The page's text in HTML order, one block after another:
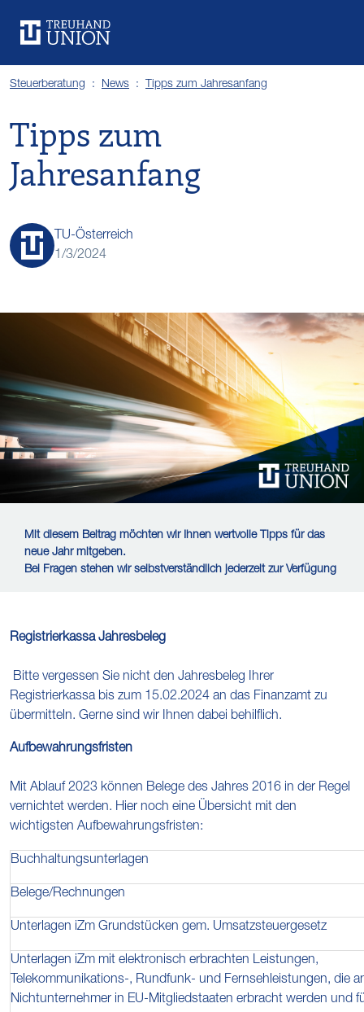
Steuerberatung News Tipps zum Jahresanfang
Tipps zum
Jahresanfang
TU-Österreich
1/3/2024
Mit diesem Beitrag möchten wir Ihnen wertvolle Tipps für das
neue Jahr mitgeben.
Bei Fragen stehen wir selbstverständlich jederzeit zur Verfügung
Registrierkassa Jahresbeleg
Bitte vergessen Sie nicht den Jahresbeleg Ihrer
Registrierkassa bis zum 15.02.2024 an das Finanzamt zu
übermitteln. Gerne sind wir Ihnen dabei behilflich.
Aufbewahrungsfristen
Mit Ablauf 2023 können Belege des Jahres 2016 in der Regel
vernichtet werden. Hier noch eine Übersicht mit den
wichtigsten Aufbewahrungsfristen:
Buchhaltungsunterlagen
Belege/Rechnungen
Unterlagen iZm Grundstücken gem. Umsatzsteuergesetz
Unterlagen iZm mit elektronisch erbrachten Leistungen,
Telekommunikations-, Rundfunk- und Fernsehleistungen, die
Nichtunternehmer in EU-Mitgliedstaaten erbracht werden und